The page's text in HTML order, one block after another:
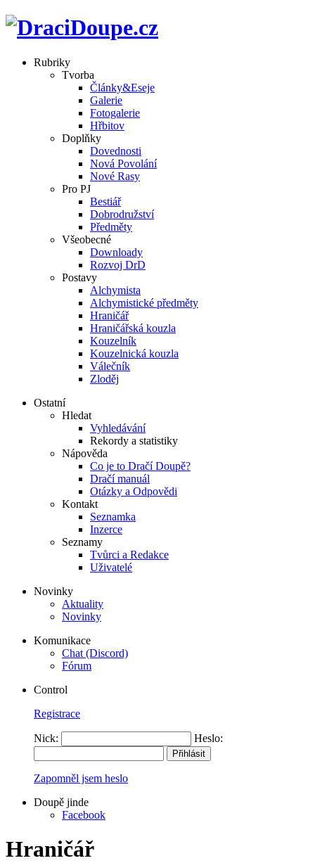
Rubriky
Tvorba
Články&Eseje
Galerie
Fotogalerie
Hřbitov
Doplňky
Dovednosti
Nová Povolání
Nové Rasy
Pro PJ
Bestiář
Dobrodružství
Předměty
Všeobecné
Downloady
Rozvoj DrD
Postavy
Alchymista
Alchymistické předměty
Hraničář
Hraničářská kouzla
Kouzelník
Kouzelnická kouzla
Válečník
Zloděj
Ostatní
Hledat
Vyhledávání
Rekordy a statistiky
Nápověda
Co je to Dračí Doupě?
Dračí manuál
Otázky a Odpovědi
Kontakt
Seznamka
Inzerce
Seznamy
Tvůrci a Redakce
Uživatelé
Novinky
Aktuality
Novinky
Komunikace
Chat (Discord)
Fórum
Control
Registrace
Nick: Heslo:
Zapomněl jsem heslo
Doupě jinde
Facebook
Hraničář